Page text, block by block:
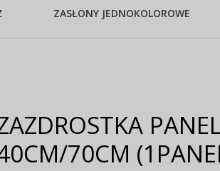
ZASŁONY JEDNOKOLOROWE
70CM